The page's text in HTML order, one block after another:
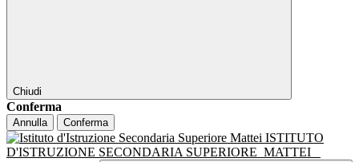
Chiudi
Conferma
Annulla Conferma
ISTITUTO
D'ISTRUZIONE SECONDARIA SUPERIORE MATTEI